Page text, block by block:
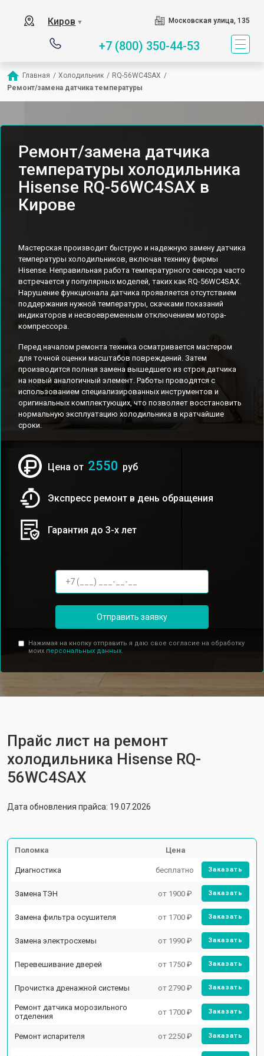
Киров ▼ Московская улица, 135
+7 (800) 350-44-53
Главная / Холодильник / RQ-56WC4SAX /
Ремонт/замена датчика температуры
Ремонт/замена датчика
температуры холодильника
Hisense RQ-56WC4SAX в
Кирове
Мастерская производит быструю и надежную замену датчика
температуры холодильников, включая технику фирмы
Hisense. Неправильная работа температурного сенсора часто
встречается у популярных моделей, таких как RQ-56WC4SAX.
Нарушение функционала датчика проявляется отсутствием
поддержания нужной температуры, скачками показаний
индикаторов и несвоевременным отключением мотора-
компрессора.
Перед началом ремонта техника осматривается мастером
для точной оценки масштабов повреждений. Затем
производится полная замена вышедшего из строя датчика
на новый аналогичный элемент. Работы проводятся с
использованием специализированных инструментов и
оригинальных комплектующих, что позволяет восстановить
нормальную эксплуатацию холодильника в кратчайшие
сроки.
Цена от 2550 руб
Экспресс ремонт в день обращения
Гарантия до 3-х лет
Отправить заявку
Нажимая на кнопку отправить я даю свое согласие на обработку
моих персональных данных.
Прайс лист на ремонт
холодильника Hisense RQ-
56WC4SAX
Дата обновления прайса: 19.07.2026
Поломка Цена
Диагностика бесплатно Заказать
Замена ТЭН от 1900 ₽ Заказать
Замена фильтра осушителя от 1700 ₽ Заказать
Замена электросхемы от 1990 ₽ Заказать
Перевешивание дверей от 1750 ₽ Заказать
Прочистка дренажной системы от 2790 ₽ Заказать
Ремонт датчика морозильного
отделения
от 1700 ₽ Заказать
Ремонт испарителя от 2250 ₽ Заказать